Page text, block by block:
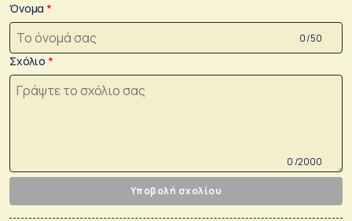
Όνομα
0 /50
Σχόλιο
0 /2000
Υποβολή σχολίου